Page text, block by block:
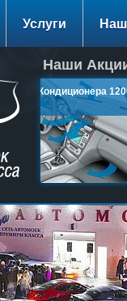
Услуги
Наши
Кондиционера 1200